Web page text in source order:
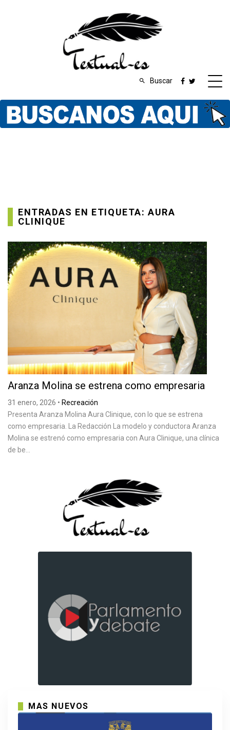
Buscar
ENTRADAS EN ETIQUETA: AURA
CLINIQUE
Aranza Molina se estrena como empresaria
31 enero, 2026 • Recreación
Presenta Aranza Molina Aura Clinique, con lo que se estrena
como empresaria. La Redacción La modelo y conductora Aranza
Molina se estrenó como empresaria con Aura Clinique, una clínica
de be...
MAS NUEVOS